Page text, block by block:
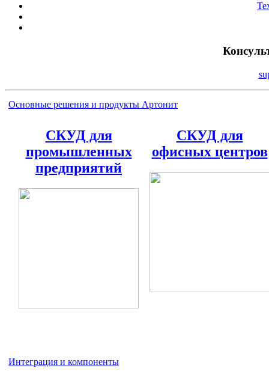
Основные решения и продукты Артонит
СКУД для
промышленных
предприятий
СКУД для
офисных центров
Интеграция и компоненты